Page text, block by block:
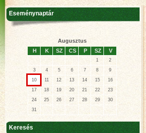
Eseménynaptár
Augusztus
H
K SZ CS P SZ V
1
2
3
4 5 6 7 8
9
10
11 12 13 14 15
16
17
18 19 20 21 22
23
24
25 26 27 28 29
30
31
Keresés